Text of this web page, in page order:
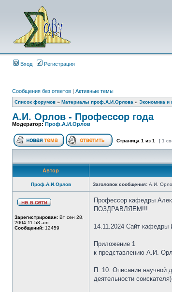
Вход Регистрация
Сообщения без ответов | Активные темы
Список форумов » Материалы проф.А.И.Орлова » Экономика и
А.И. Орлов - Профессор года
Модератор:Проф.А.И.Орлов
Страница 1 из 1 [ 1
Автор
Проф.А.И.Орлов Заголовок сообщения: А.И.
Зарегистрирован: Вт сен 28,
2004 11:58 am
Сообщений: 12459
Профессор кафедры
ПОЗДРАВЛЯЕМ!!!
14.11.2024 Сайт
Приложение 1
к представлению А.И.
П. 10. Описание научной
деятельности